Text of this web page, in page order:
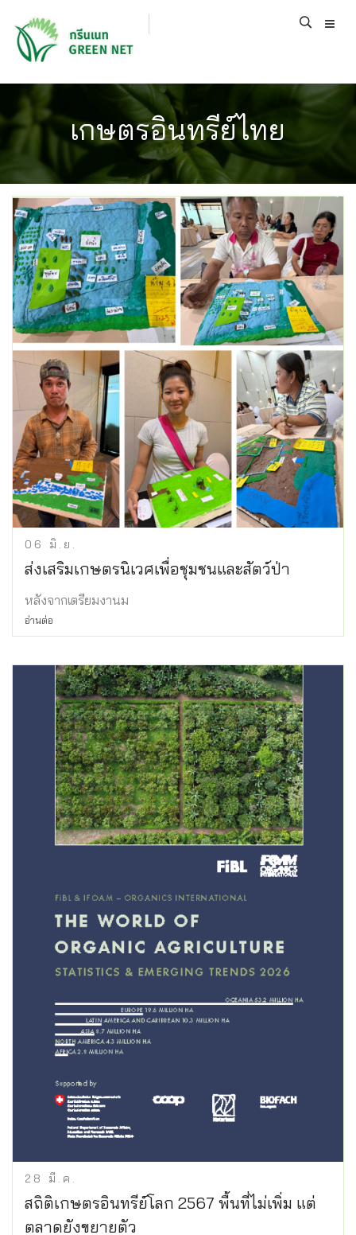
เกษตรอินทรีย์ไทย
06 มิ.ย.
ส่งเสริมเกษตรนิเวศเพื่อชุมชนและสัตว์ป่า
หลังจากเตรียมงานม
อ่านต่อ
28 มี.ค.
สถิติเกษตรอินทรีย์โลก 2567 พื้นที่ไม่เพิ่ม แต่
ตลาดยังขยายตัว